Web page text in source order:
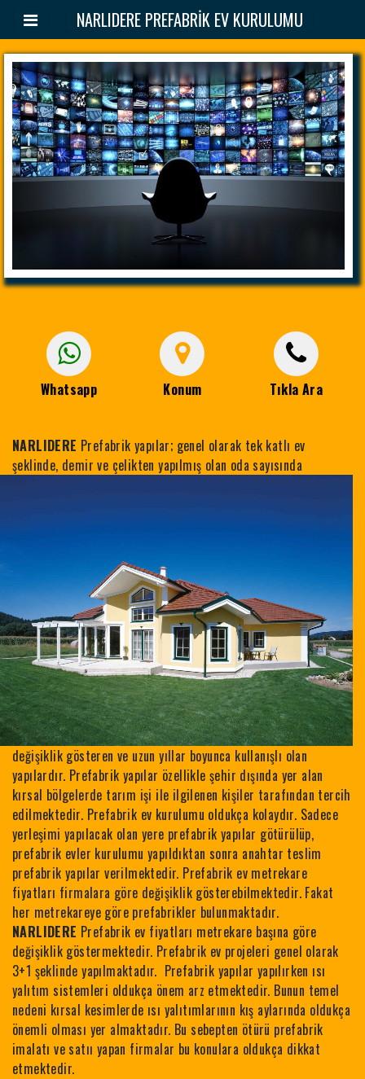
NARLIDERE PREFABRİK EV KURULUMU
Whatsapp Konum Tıkla Ara
NARLIDERE Prefabrik yapılar; genel olarak tek katlı ev
şeklinde, demir ve çelikten yapılmış olan oda sayısında
değişiklik gösteren ve uzun yıllar boyunca kullanışlı olan
yapılardır. Prefabrik yapılar özellikle şehir dışında yer alan
kırsal bölgelerde tarım işi ile ilgilenen kişiler tarafından tercih
edilmektedir. Prefabrik ev kurulumu oldukça kolaydır. Sadece
yerleşimi yapılacak olan yere prefabrik yapılar götürülüp,
prefabrik evler kurulumu yapıldıktan sonra anahtar teslim
prefabrik yapılar verilmektedir. Prefabrik ev metrekare
fiyatları firmalara göre değişiklik gösterebilmektedir. Fakat
her metrekareye göre prefabrikler bulunmaktadır.
NARLIDERE Prefabrik ev fiyatları metrekare başına göre
değişiklik göstermektedir. Prefabrik ev projeleri genel olarak
3+1 şeklinde yapılmaktadır. Prefabrik yapılar yapılırken ısı
yalıtım sistemleri oldukça önem arz etmektedir. Bunun temel
nedeni kırsal kesimlerde ısı yalıtımlarının kış aylarında oldukça
önemli olması yer almaktadır. Bu sebepten ötürü prefabrik
imalatı ve satıı yapan firmalar bu konulara oldukça dikkat
etmektedir.